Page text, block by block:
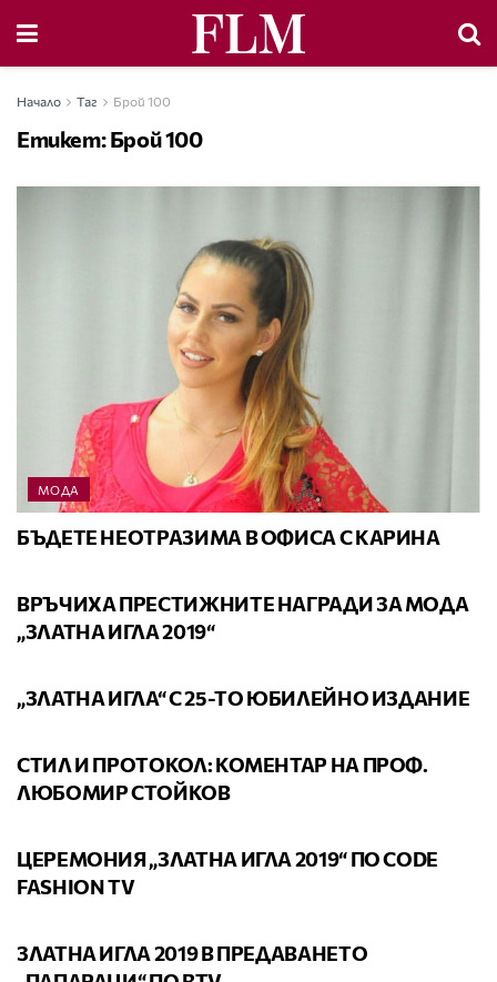
Начало Таг Брой 100
Етикет:Брой 100
МОДА
БЪДЕТЕ НЕОТРАЗИМА В ОФИСА С КАРИНА
ВРЪЧИХА ПРЕСТИЖНИТЕ НАГРАДИ ЗА МОДА
„ЗЛАТНА ИГЛА 2019“
„ЗЛАТНА ИГЛА“ С 25-ТО ЮБИЛЕЙНО ИЗДАНИЕ
СТИЛ И ПРОТОКОЛ: КОМЕНТАР НА ПРОФ.
ЛЮБОМИР СТОЙКОВ
ЦЕРЕМОНИЯ „ЗЛАТНА ИГЛА 2019“ ПО CODE
FASHION TV
ЗЛАТНА ИГЛА 2019 В ПРЕДАВАНЕТО